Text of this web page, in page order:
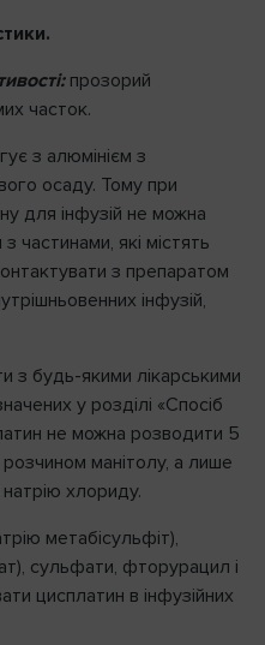
прозорий
часток.
з алюмінієм з
осаду. Тому при
для інфузій не можна
частинами, які містять
з препаратом
інфузій,
з будь-якими лікарськими
у розділі «Спосіб
не можна розводити 5
манітолу, а лише
хлориду.
метабісульфіт),
сульфати, фторурацил і
цисплатин в інфузійних